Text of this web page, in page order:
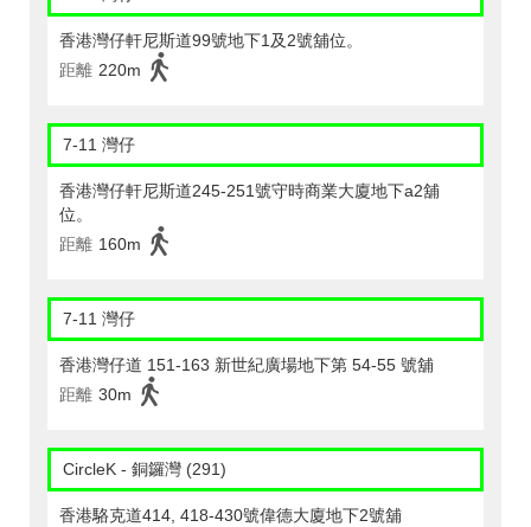
香港灣仔軒尼斯道99號地下1及2號舖位。
距離 220m
7-11 灣仔
香港灣仔軒尼斯道245-251號守時商業大廈地下a2舖
位。
距離 160m
7-11 灣仔
香港灣仔道 151-163 新世紀廣場地下第 54-55 號舖
距離 30m
CircleK - 銅鑼灣 (291)
香港駱克道414, 418-430號偉德大廈地下2號舖